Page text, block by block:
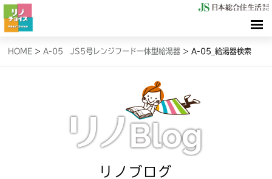
HOME
情報（リノブログ）
HOME > A-05 JS5号レンジフード一体型給湯器 > A-05_給湯器検索
リノブログ